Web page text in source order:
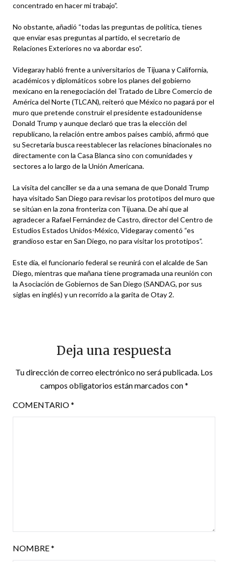
concentrado en hacer mi trabajo”.
No obstante, añadió “todas las preguntas de política, tienes
que enviar esas preguntas al partido, el secretario de
Relaciones Exteriores no va abordar eso”.
Videgaray habló frente a universitarios de Tijuana y California,
académicos y diplomáticos sobre los planes del gobierno
mexicano en la renegociación del Tratado de Libre Comercio de
América del Norte (TLCAN), reiteró que México no pagará por el
muro que pretende construir el presidente estadounidense
Donald Trump y aunque declaró que tras la elección del
republicano, la relación entre ambos países cambió, afirmó que
su Secretaría busca reestablecer las relaciones binacionales no
directamente con la Casa Blanca sino con comunidades y
sectores a lo largo de la Unión Americana.
La visita del canciller se da a una semana de que Donald Trump
haya visitado San Diego para revisar los prototipos del muro que
se sitúan en la zona fronteriza con Tijuana. De ahí que al
agradecer a Rafael Fernández de Castro, director del Centro de
Estudios Estados Unidos-México, Videgaray comentó “es
grandioso estar en San Diego, no para visitar los prototipos”.
Este día, el funcionario federal se reunirá con el alcalde de San
Diego, mientras que mañana tiene programada una reunión con
la Asociación de Gobiernos de San Diego (SANDAG, por sus
siglas en inglés) y un recorrido a la garita de Otay 2.
Deja una respuesta
Tu dirección de correo electrónico no será publicada. Los
campos obligatorios están marcados con*
COMENTARIO*
NOMBRE*